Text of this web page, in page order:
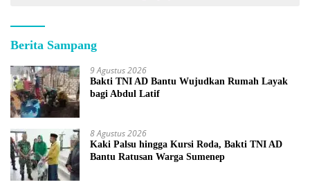
Berita Sampang
9 Agustus 2026
Bakti TNI AD Bantu Wujudkan Rumah Layak
bagi Abdul Latif
8 Agustus 2026
Kaki Palsu hingga Kursi Roda, Bakti TNI AD
Bantu Ratusan Warga Sumenep